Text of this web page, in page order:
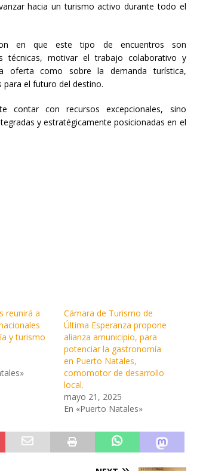
hacia un turismo activo durante todo el
en que este tipo de encuentros son
técnicas, motivar el trabajo colaborativo y
oferta como sobre la demanda turística,
el futuro del destino.
contar con recursos excepcionales, sino
y estratégicamente posicionadas en el
reunirá a
y turismo
Cámara de Turismo de
Última Esperanza propone
alianza amunicipio, para
potenciar la gastronomía
en Puerto Natales,
comomotor de desarrollo
local.
mayo 21, 2025
En «Puerto Natales»